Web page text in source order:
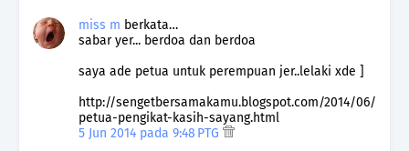
miss m berkata…
sabar yer... berdoa dan berdoa
saya ade petua untuk perempuan jer..lelaki xde ]
http://sengetbersamakamu.blogspot.com/2014/06/
petua-pengikat-kasih-sayang.html
5 Jun 2014 pada 9:48 PTG